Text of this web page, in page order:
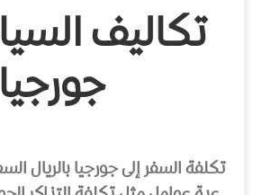
تكاليف
جورجيا
تكلفة السفر إلى جورجيا